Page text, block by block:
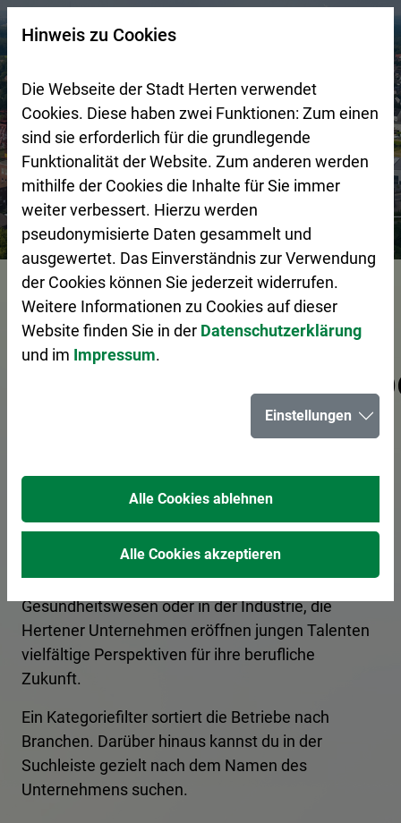
Zur Startseite (Schnelltaste 0)
Zum Seitenanfang springen (Schnelltaste A)
Zur Navigation/Menü springen (Schnelltaste M)
Zur Suche springen (Schnelltaste 8)
Zum Inhalt springen (Schnelltaste I)
Zum Fußbereich springen (Schnelltaste Z)
Stadtgestaltung Wirtschaftsförderung Tag der
Vorlesen
In Herten bieten zahlreiche Unternehmen
spannende Ausbildungsplätze und
Praktikumsmöglichkeiten für angehende
Fachkräfte an. Ob im Handwerk, im
Gesundheitswesen oder in der Industrie, die
Hertener Unternehmen eröffnen jungen Talenten
vielfältige Perspektiven für ihre berufliche
Zukunft.
Ein Kategoriefilter sortiert die Betriebe nach
Branchen. Darüber hinaus kannst du in der
Suchleiste gezielt nach dem Namen des
Unternehmens suchen.
Suchseite mit Schnellsuche
Hinweis zu Cookies
Die Webseite der Stadt Herten verwendet
Cookies. Diese haben zwei Funktionen: Zum einen
sind sie erforderlich für die grundlegende
Funktionalität der Website. Zum anderen werden
mithilfe der Cookies die Inhalte für Sie immer
weiter verbessert. Hierzu werden
pseudonymisierte Daten gesammelt und
ausgewertet. Das Einverständnis zur Verwendung
der Cookies können Sie jederzeit widerrufen.
Weitere Informationen zu Cookies auf dieser
Website finden Sie in der Datenschutzerklärung
und im Impressum.
Einstellungen
Alle Cookies ablehnen
Alle Cookies akzeptieren